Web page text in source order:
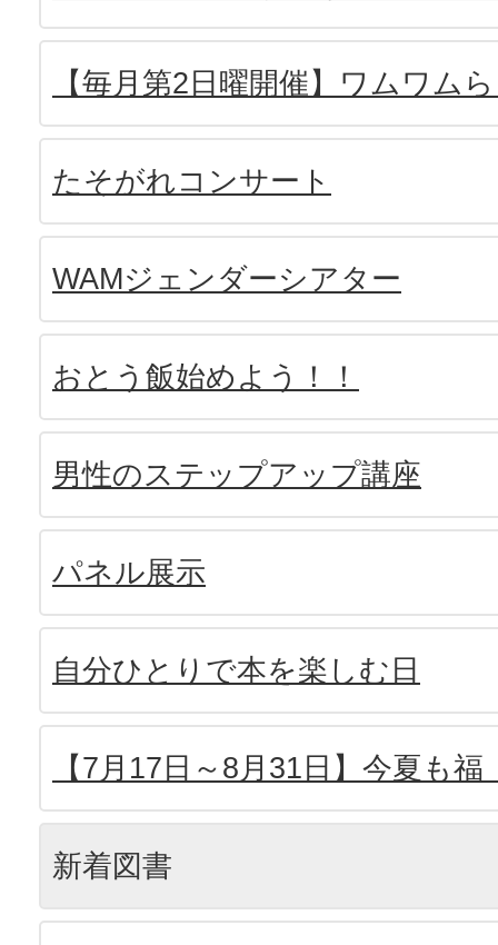
【毎月第2日曜開催】ワムワム
たそがれコンサート
WAMジェンダーシアター
おとう飯始めよう！！
男性のステップアップ講座
パネル展示
自分ひとりで本を楽しむ日
【7月17日～8月31日】今夏も
新着図書